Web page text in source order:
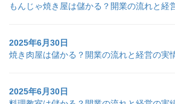
もんじゃ焼き屋は儲かる？開業の流れと経
2025年6月30日
焼き肉屋は儲かる？開業の流れと経営の実
2025年6月30日